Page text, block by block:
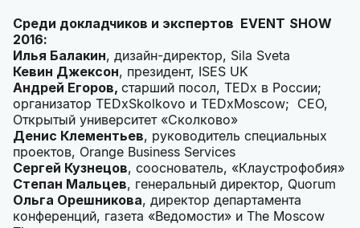
Среди докладчиков и экспертов EVENT SHOW
2016:
Илья Балакин, дизайн-директор, Sila Sveta
Кевин Джексон, президент, ISES UK
Андрей Егоров, старший посол, TEDx в России;
организатор TEDxSkolkovo и TEDxMoscow; CEO,
Открытый университет «Сколково»
Денис Клементьев, руководитель специальных
проектов, Orange Business Services
Сергей Кузнецов, сооснователь, «Клаустрофобия»
Степан Мальцев, генеральный директор, Quorum
Ольга Орешникова, директор департамента
конференций, газета «Ведомости» и The Moscow